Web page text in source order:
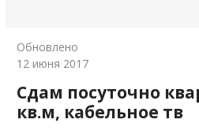
Обновлено
12 июня 2017
Сдам посуточно
кв.м, кабельное тв